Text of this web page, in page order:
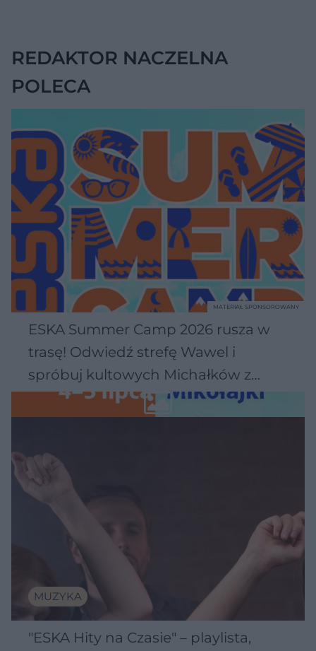
REDAKTOR NACZELNA
POLECA
ESKA Summer Camp 2026 rusza w
trasę! Odwiedź strefę Wawel i
spróbuj kultowych Michałków z
Wawelu
MATERIAŁ SPONSOROWANY
MUZYKA
"ESKA Hity na Czasie" – playlista,